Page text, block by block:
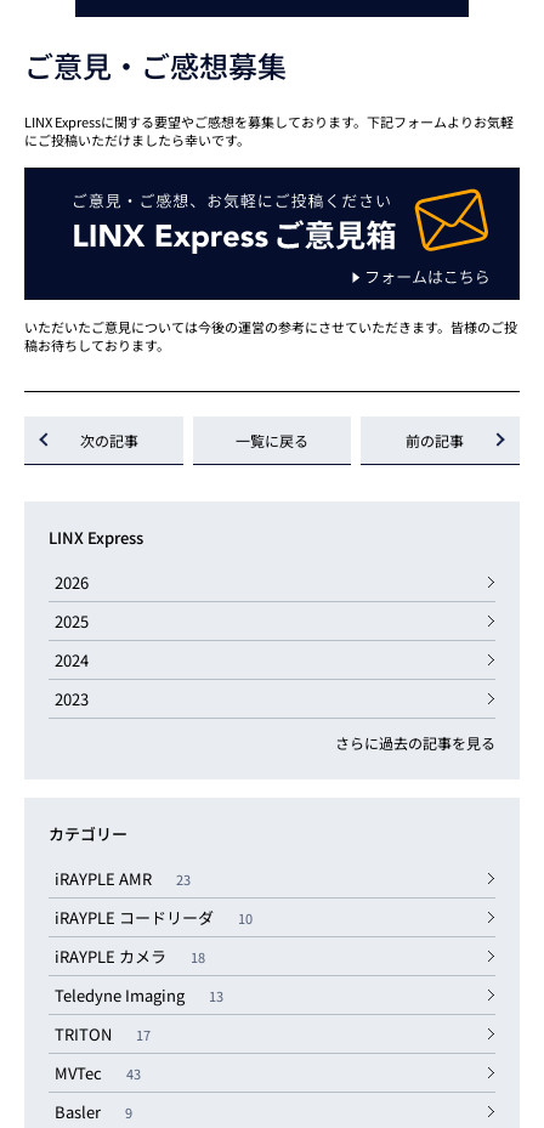
ご意見・ご感想募集
LINX Expressに関する要望やご感想を募集しております。下記フォームよりお気軽
にご投稿いただけましたら幸いです。
いただいたご意見については今後の運営の参考にさせていただきます。皆様のご投
稿お待ちしております。
次の記事 一覧に戻る 前の記事
LINX Express
2026
2025
2024
2023
さらに過去の記事を見る
カテゴリー
iRAYPLE AMR
23
iRAYPLE コードリーダ 10
iRAYPLE カメラ 18
Teledyne Imaging 13
TRITON 17
MVTec 43
Basler 9